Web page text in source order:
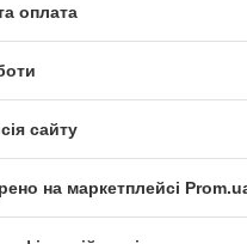
оплата
сайту
на маркетплейсі